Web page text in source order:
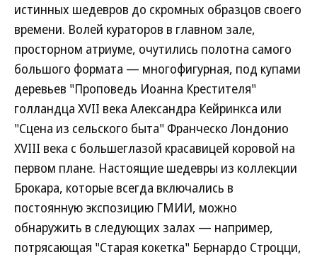
истинных шедевров до скромных образцов своего
времени. Волей кураторов в главном зале,
просторном атриуме, очутились полотна самого
большого формата — многофигурная, под купами
деревьев "Проповедь Иоанна Крестителя"
голландца XVII века Александра Кейринкса или
"Сцена из сельского быта" Франческо Лондонио
XVIII века с большеглазой красавицей коровой на
первом плане. Настоящие шедевры из коллекции
Брокара, которые всегда включались в
постоянную экспозицию ГМИИ, можно
обнаружить в следующих залах — например,
потрясающая "Старая кокетка" Бернардо Строцци,